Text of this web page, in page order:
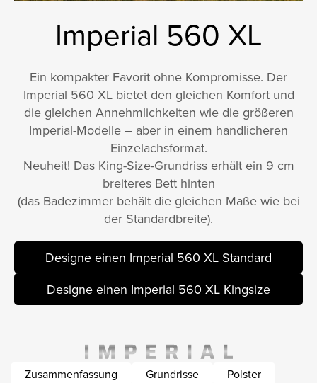
Imperial 560 XL
Ein kompakter Favorit ohne Kompromisse. Der
Imperial 560 XL bietet den gleichen Komfort und
die gleichen Annehmlichkeiten wie die größeren
Imperial-Modelle – aber in einem handlicheren
Einzelachsformat.
Neuheit! Das King-Size-Grundriss erhält ein 9 cm
breiteres Bett hinten
(das Badezimmer behält die gleichen Maße wie bei
der Standardbreite).
Designe einen Imperial 560 XL Standard
Designe einen Imperial 560 XL Kingsize
Zusammenfassung Grundrisse
Polster